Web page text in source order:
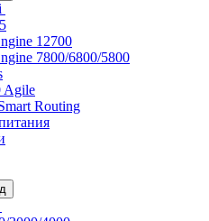
12700
7800/6800/5800
Agile
Routing